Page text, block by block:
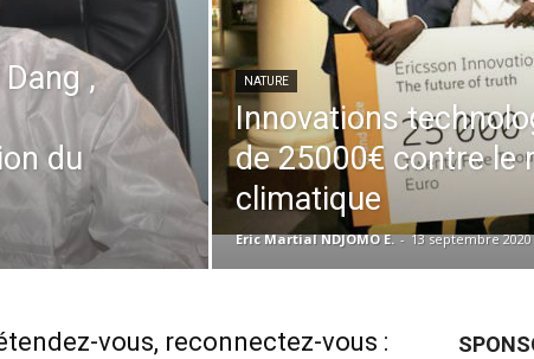
,
du
NATURE
Innovations
de 25000€ contre le
climatique
Eric Martial NDJOMO E. - 13 septembre 2020
vous, reconnectez-vous :